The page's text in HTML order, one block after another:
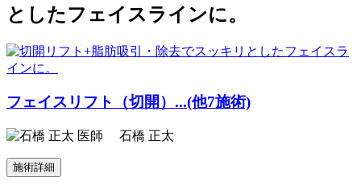
としたフェイスラインに。
フェイスリフト（切開）...(他7施術)
石橋 正太
施術詳細